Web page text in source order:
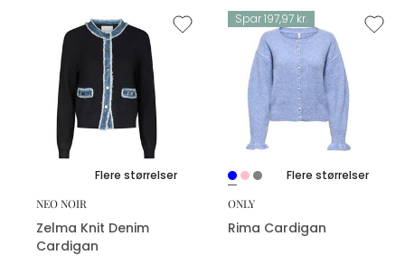
Flere størrelser
NEO NOIR
Zelma Knit Denim
Cardigan
Spar 197,97 kr.
Flere størrelser
ONLY
Rima Cardigan